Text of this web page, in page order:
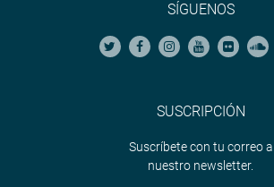
SÍGUENOS
SUSCRIPCIÓN
Suscríbete con tu correo a
nuestro newsletter.